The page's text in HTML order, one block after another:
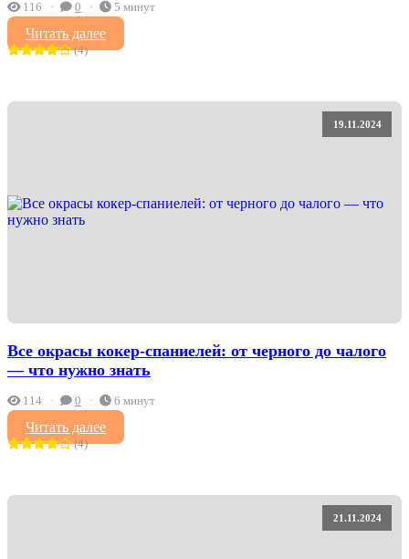
116 0 5 минут
Читать далее
(4)
19.11.2024
Все окрасы кокер-спаниелей: от черного до чалого
— что нужно знать
114 0 6 минут
Читать далее
(4)
21.11.2024